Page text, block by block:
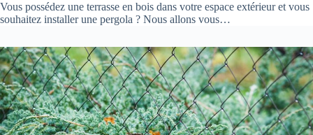
Vous possédez une terrasse en bois dans votre espace extérieur et vous
souhaitez installer une pergola ? Nous allons vous…